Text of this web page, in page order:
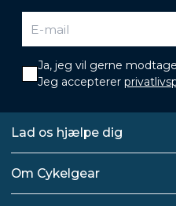
Ja, jeg vil gerne
Jeg accepterer
Lad os hjælpe dig
Om Cykelgear